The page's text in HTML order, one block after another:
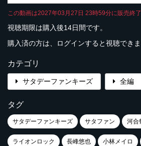
この動画は2027年03月27日 23時59分に販売終了
視聴期限は購入後14日間です。
購入済の方は、ログインすると視聴でき
カテゴリ
サタデーファンキーズ 全編
タグ
サタデーファンキーズ サタファン 河合
ライオンロック 長峰悠也 小林メイロ